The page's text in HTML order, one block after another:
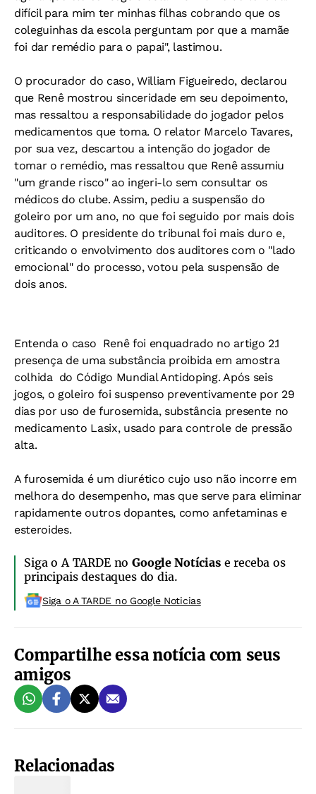
difícil para mim ter minhas filhas cobrando que os
coleguinhas da escola perguntam por que a mamãe
foi dar remédio para o papai", lastimou.
O procurador do caso, William Figueiredo, declarou
que Renê mostrou sinceridade em seu depoimento,
mas ressaltou a responsabilidade do jogador pelos
medicamentos que toma. O relator Marcelo Tavares,
por sua vez, descartou a intenção do jogador de
tomar o remédio, mas ressaltou que Renê assumiu
"um grande risco" ao ingeri-lo sem consultar os
médicos do clube. Assim, pediu a suspensão do
goleiro por um ano, no que foi seguido por mais dois
auditores. O presidente do tribunal foi mais duro e,
criticando o envolvimento dos auditores com o "lado
emocional" do processo, votou pela suspensão de
dois anos.
Entenda o caso  Renê foi enquadrado no artigo 2.1 
presença de uma substância proibida em amostra
colhida  do Código Mundial Antidoping. Após seis
jogos, o goleiro foi suspenso preventivamente por 29
dias por uso de furosemida, substância presente no
medicamento Lasix, usado para controle de pressão
alta.
A furosemida é um diurético cujo uso não incorre em
melhora do desempenho, mas que serve para eliminar
rapidamente outros dopantes, como anfetaminas e
esteroides.
Siga o A TARDE noGoogle Notíciase receba os
principais destaques do dia.
Siga o A TARDE no Google Noticias
Compartilhe essa notícia com seus
amigos
Relacionadas